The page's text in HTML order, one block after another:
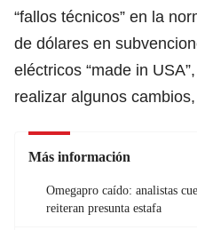
“fallos técnicos” en la
de dólares en
eléctricos “made in
realizar algunos
Más información
Omegapro caído: analistas
reiteran presunta estafa